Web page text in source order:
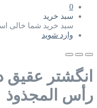
0
سبد خرید
سبد خرید شما خالی
وارد شوید
انگشتر عقیق
رأس المجذوذ